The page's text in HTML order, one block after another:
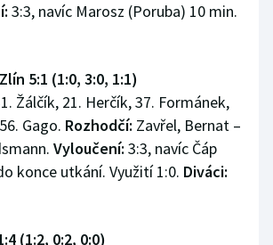
3:3, navíc Marosz (Poruba) 10 min.
5:1 (1:0, 3:0, 1:1)
Žálčík, 21. Herčík, 37. Formánek,
Gago. Rozhodčí: Zavřel, Bernat –
Vyloučení: 3:3, navíc Čáp
konce utkání. Využití 1:0. Diváci:
(1:2, 0:2, 0:0)